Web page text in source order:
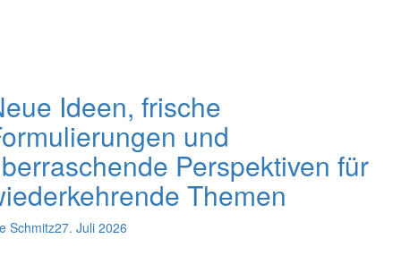
Ideen, frische
und
Perspektiven für
Themen
Schmitz27. Juli 2026